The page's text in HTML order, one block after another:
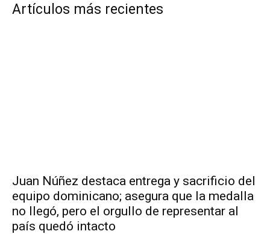
Artículos más recientes
Juan Núñez destaca entrega y sacrificio del
equipo dominicano; asegura que la medalla
no llegó, pero el orgullo de representar al
país quedó intacto